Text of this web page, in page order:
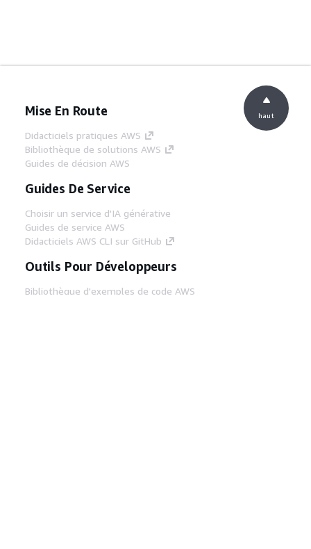
Mise En Route
Didacticiels pratiques AWS
Bibliothèque de solutions AWS
Guides de décision AWS
Guides De Service
Choisir un service d'IA générative
Guides de service AWS
Didacticiels AWS CLI sur GitHub
Outils Pour Développeurs
Bibliothèque d'exemples de code AWS
haut